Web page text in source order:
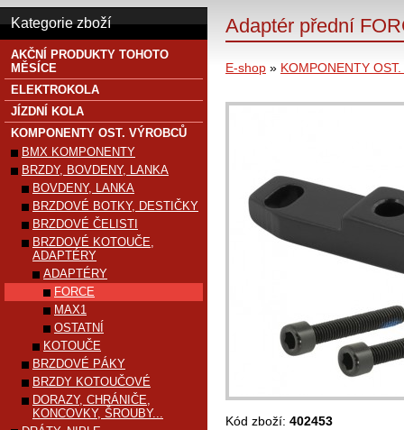
Adaptér přední
E-shop » KOMPONENTY
Kód zboží: 402453
Kategorie zboží
AKČNÍ PRODUKTY TOHOTO
MĚSÍCE
ELEKTROKOLA
JÍZDNÍ KOLA
KOMPONENTY OST. VÝROBCŮ
BMX KOMPONENTY
BRZDY, BOVDENY, LANKA
BOVDENY, LANKA
BRZDOVÉ BOTKY, DESTIČKY
BRZDOVÉ ČELISTI
BRZDOVÉ KOTOUČE,
ADAPTÉRY
ADAPTÉRY
FORCE
MAX1
OSTATNÍ
KOTOUČE
BRZDOVÉ PÁKY
BRZDY KOTOUČOVÉ
DORAZY, CHRÁNIČE,
KONCOVKY, ŠROUBY...